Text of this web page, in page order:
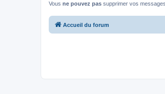
Vous ne pouvez pas supprimer vos
Accueil du forum